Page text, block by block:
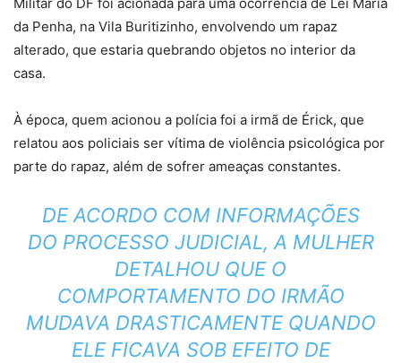
da Penha, na Vila Buritizinho, envolvendo um rapaz
alterado, que estaria quebrando objetos no interior da
casa.
À época, quem acionou a polícia foi a irmã de Érick, que
relatou aos policiais ser vítima de violência psicológica por
parte do rapaz, além de sofrer ameaças constantes.
DE ACORDO COM INFORMAÇÕES
DO PROCESSO JUDICIAL, A MULHER
DETALHOU QUE O
COMPORTAMENTO DO IRMÃO
MUDAVA DRASTICAMENTE QUANDO
ELE FICAVA SOB EFEITO DE